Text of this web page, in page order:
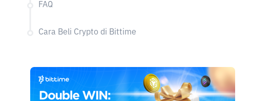
FAQ
Cara Beli Crypto di Bittime